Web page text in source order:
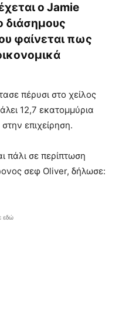
ο Jamie
διάσημους
φαίνεται πως
πέρυσι στο χείλος
12,7 εκατομμύρια
επιχείρηση.
πάλι σε περίπτωση
σεφ Oliver, δήλωσε:
εδώ